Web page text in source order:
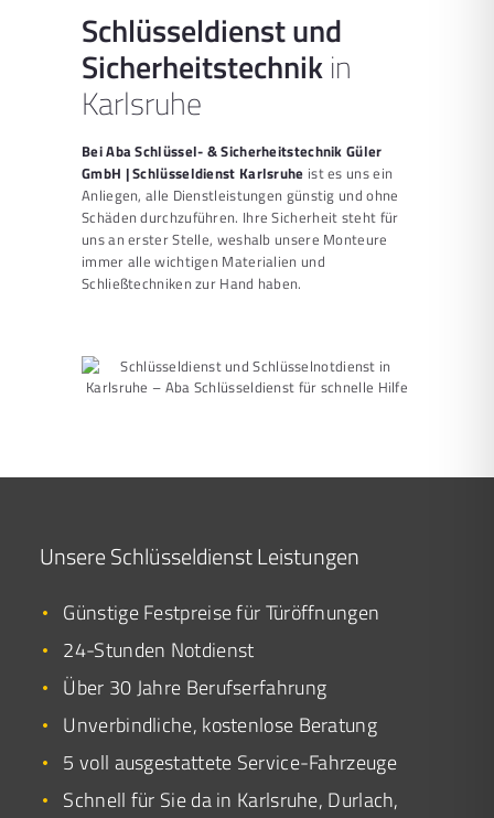
Schlüsseldienst und
Sicherheitstechnikin
Karlsruhe
Bei Aba Schlüssel- & Sicherheitstechnik Güler
GmbH | Schlüsseldienst Karlsruhe ist es uns ein
Anliegen, alle Dienstleistungen günstig und ohne
Schäden durchzuführen. Ihre Sicherheit steht für
uns an erster Stelle, weshalb unsere Monteure
immer alle wichtigen Materialien und
Schließtechniken zur Hand haben.
Unsere Schlüsseldienst Leistungen
Günstige Festpreise für Türöffnungen
24-Stunden Notdienst
Über 30 Jahre Berufserfahrung
Unverbindliche, kostenlose Beratung
5 voll ausgestattete Service-Fahrzeuge
Schnell für Sie da in Karlsruhe, Durlach,